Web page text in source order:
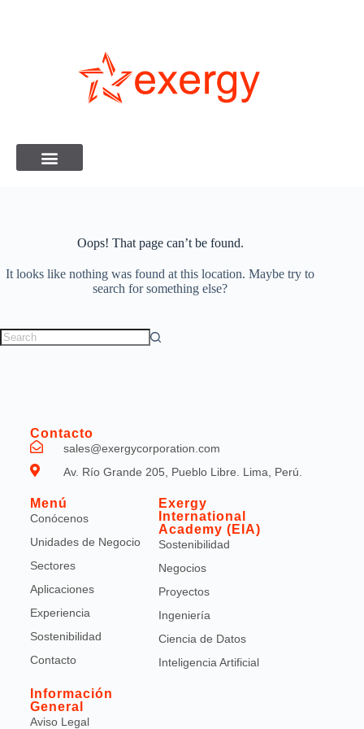
Oops! That page can’t be found.
It looks like nothing was found at this location. Maybe try to
search for something else?
Contacto
sales@exergycorporation.com
Av. Río Grande 205, Pueblo Libre. Lima, Perú.
Menú
Conócenos
Unidades de Negocio
Sectores
Aplicaciones
Experiencia
Sostenibilidad
Contacto
Exergy
International
Academy (EIA)
Sostenibilidad
Negocios
Proyectos
Ingeniería
Ciencia de Datos
Inteligencia Artificial
Información
General
Aviso Legal